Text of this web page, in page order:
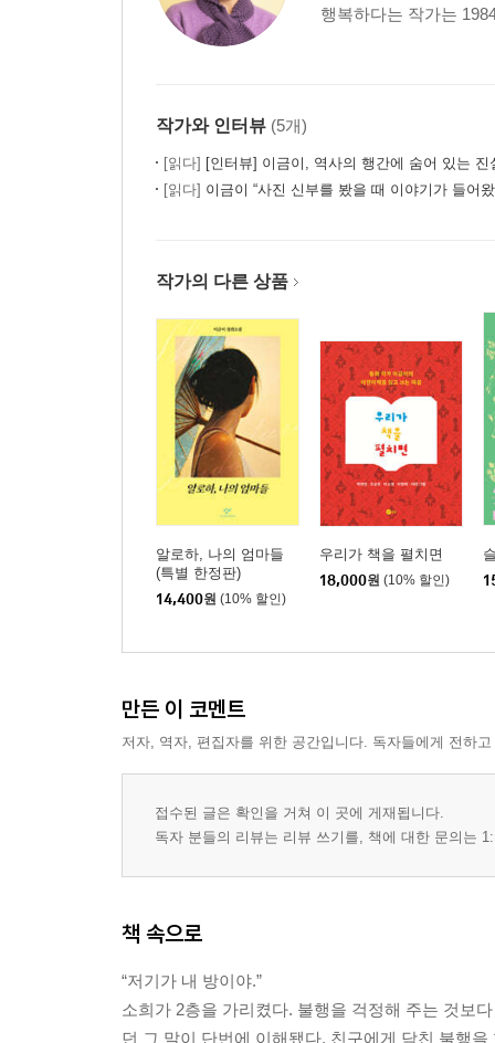
행복하다는 작가는
작가와 인터뷰 (5개)
[읽다] [인터뷰] 이금이, 역사의 행간에 숨어 있는 진
[읽다] 이금이 “사진 신부를 봤을 때 이야기가 들어
작가의 다른 상품
알로하, 나의 엄마들
(특별 한정판)
14,400원 (10% 할인)
우리가 책을 펼치면
18,000원 (10% 할인)
만든 이 코멘트
저자, 역자, 편집자를 위한 공간입니다. 독자들에게 전하
접수된 글은 확인을 거쳐 이 곳에 게재됩니다.
독자 분들의 리뷰는 리뷰 쓰기를, 책에 대한 문의는
책 속으로
“저기가 내 방이야.”
소희가 2층을 가리켰다. 불행을 걱정해 주는 것보
던 그 말이 단번에 이해됐다. 친구에게 닥친 불행